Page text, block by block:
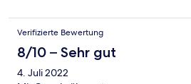
Verifizierte Bewertung
8/10 – Sehr gut
4. Juli 2022